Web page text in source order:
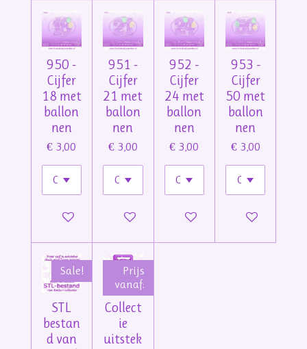
950 -
Cijfer
18 met
ballon
nen
€ 3,00
In winkelwagen
951 -
Cijfer
21 met
ballon
nen
€ 3,00
In winkelwagen
952 -
Cijfer
24 met
ballon
nen
€ 3,00
In winkelwagen
953 -
Cijfer
50 met
ballon
nen
€ 3,00
In winkelwagen
Sale!
STL
bestan
d van
Prijs
vanaf:
Collect
ie
uitstek